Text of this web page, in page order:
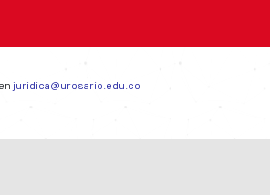
juridica@urosario.edu.co